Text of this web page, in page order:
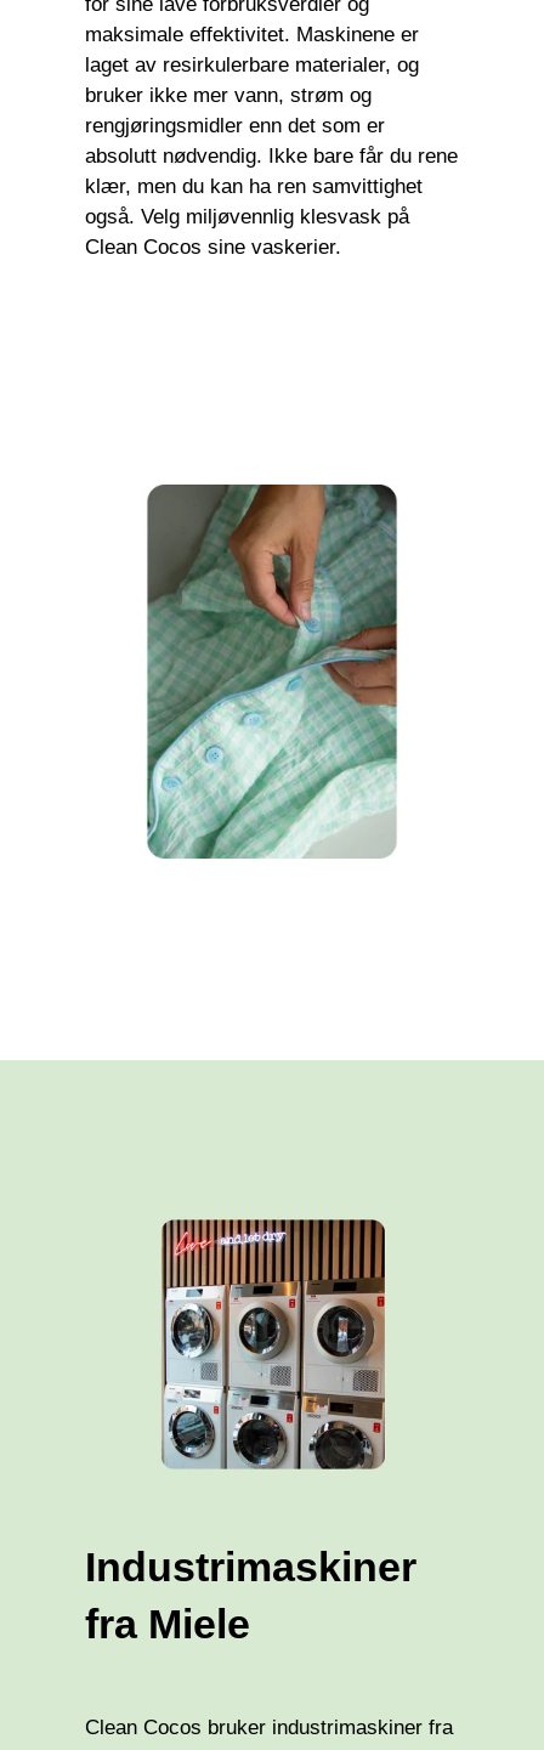
maksimale effektivitet. Maskinene er
laget av resirkulerbare materialer, og
bruker ikke mer vann, strøm og
rengjøringsmidler enn det som er
absolutt nødvendig. Ikke bare får du rene
klær, men du kan ha ren samvittighet
også. Velg miljøvennlig klesvask på
Clean Cocos sine vaskerier.
Industrimaskiner
fra Miele
Clean Cocos bruker industrimaskiner fra